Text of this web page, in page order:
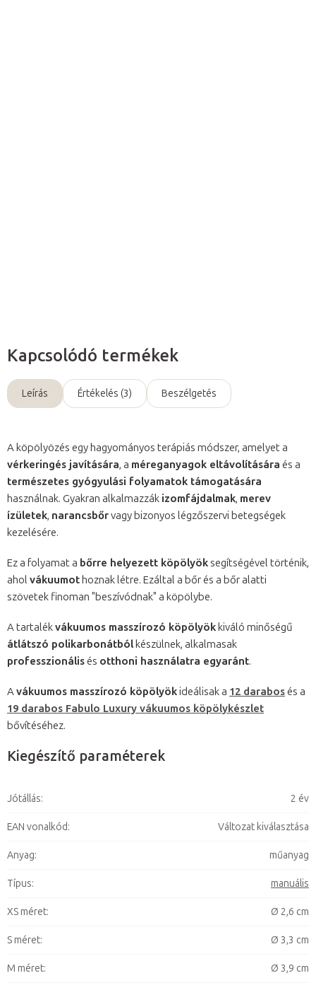
Kapcsolódó termékek
Leírás Értékelés (3) Beszélgetés
A köpölyözés egy hagyományos terápiás módszer, amelyet a
vérkeringés javítására, a méreganyagok eltávolítására és a
természetes gyógyulási folyamatok támogatására
használnak. Gyakran alkalmazzák izomfájdalmak, merev
ízületek, narancsbőrvagy bizonyos légzőszervi betegségek
kezelésére.
Ez a folyamat a bőrre helyezett köpölyöksegítségével történik,
ahol vákuumot hoznak létre. Ezáltal a bőr és a bőr alatti
szövetek finoman "beszívódnak" a köpölybe.
A tartalékvákuumos masszírozó köpölyök kiváló minőségű
átlátszó polikarbonátból készülnek, alkalmasak
professzionálisés otthoni használatra egyaránt.
Avákuumos masszírozó köpölyökideálisak a 12 darabosés a
19 darabos Fabulo Luxury vákuumos köpölykészlet
bővítéséhez.
Kiegészítő paraméterek
Jótállás: 2 év
EAN vonalkód: Változat kiválasztása
Anyag: műanyag
Típus: manuális
XS méret: Ø 2,6 cm
S méret: Ø 3,3 cm
M méret: Ø 3,9 cm